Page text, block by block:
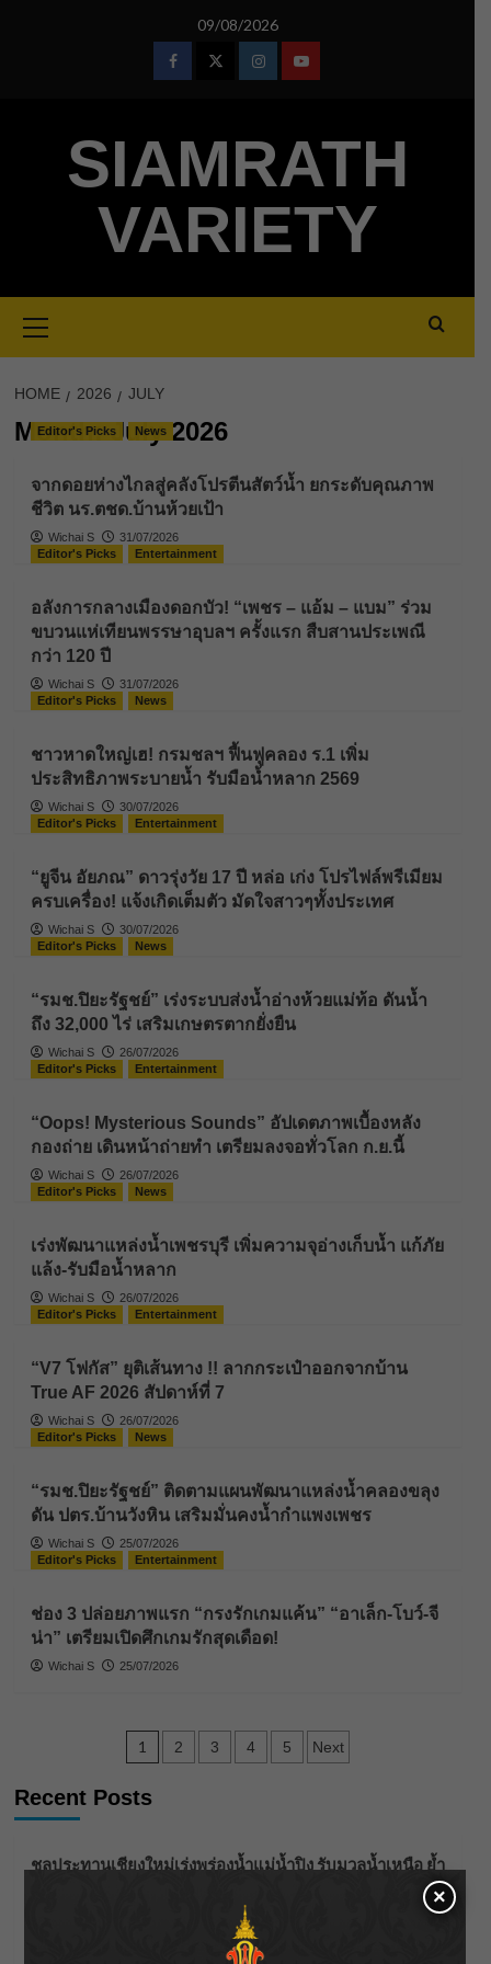
09/08/2026
FacebookTwitterInstagramYoutube
SIAMRATH
VARIETY
Menu
HOME 2026 JULY
Month:July 2026
Editor's Picks News
จากดอยห่างไกลสู่คลังโปรตีนสัตว์น้ำ ยกระดับคุณภาพ
ชีวิต นร.ตชด.บ้านห้วยเป้า
Wichai S
31/07/2026
Editor's Picks
Entertainment
อลังการกลางเมืองดอกบัว! “เพชร – แอ้ม – แบม” ร่วม
ขบวนแห่เทียนพรรษาอุบลฯ ครั้งแรก สืบสานประเพณี
กว่า 120 ปี
Wichai S
31/07/2026
Editor's Picks
News
ชาวหาดใหญ่เฮ! กรมชลฯ ฟื้นฟูคลอง ร.1 เพิ่ม
ประสิทธิภาพระบายน้ำ รับมือน้ำหลาก 2569
Wichai S
30/07/2026
Editor's Picks
Entertainment
“ยูจีน อัยภณ” ดาวรุ่งวัย 17 ปี หล่อ เก่ง โปรไฟล์พรีเมียม
ครบเครื่อง! แจ้งเกิดเต็มตัว มัดใจสาวๆทั้งประเทศ
Wichai S
30/07/2026
Editor's Picks
News
“รมช.ปิยะรัฐชย์” เร่งระบบส่งน้ำอ่างห้วยแม่ท้อ ดันน้ำ
ถึง 32,000 ไร่ เสริมเกษตรตากยั่งยืน
Wichai S
26/07/2026
Editor's Picks
Entertainment
“Oops! Mysterious Sounds” อัปเดตภาพเบื้องหลัง
กองถ่าย เดินหน้าถ่ายทำ เตรียมลงจอทั่วโลก ก.ย.นี้
Wichai S
26/07/2026
Editor's Picks
News
เร่งพัฒนาแหล่งน้ำเพชรบุรี เพิ่มความจุอ่างเก็บน้ำ แก้ภัย
แล้ง-รับมือน้ำหลาก
Wichai S
26/07/2026
Editor's Picks
Entertainment
“V7 โฟกัส” ยุติเส้นทาง !! ลากกระเป๋าออกจากบ้าน
True AF 2026 สัปดาห์ที่ 7
Wichai S
26/07/2026
Editor's Picks
News
“รมช.ปิยะรัฐชย์” ติดตามแผนพัฒนาแหล่งน้ำคลองขลุง
ดัน ปตร.บ้านวังหิน เสริมมั่นคงน้ำกำแพงเพชร
Wichai S
25/07/2026
Editor's Picks
Entertainment
ช่อง 3 ปล่อยภาพแรก “กรงรักเกมแค้น” “อาเล็ก-โบว์-จี
น่า” เตรียมเปิดศึกเกมรักสุดเดือด!
Wichai S 25/07/2026
Posts
pagination
1 2 3 4 5 Next
Recent Posts
ชลประทานเชียงใหม่เร่งพร่องน้ำแม่น้ำปิง รับมวลน้ำเหนือ ย้ำ
ฟาดลุคใหม่! “แบม พิชญานิน” แดนซ์สับทุกจังหวะ ชวน
แฟนๆ แกะท่า #นอกจอนอกใจ
×